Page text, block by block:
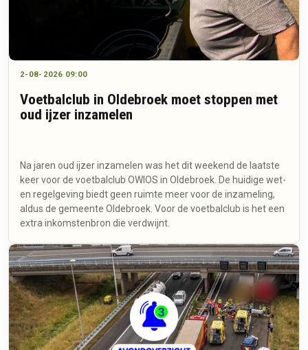
2-08-2026 09:00
Voetbalclub in Oldebroek moet stoppen met
oud ijzer inzamelen
Na jaren oud ijzer inzamelen was het dit weekend de laatste
keer voor de voetbalclub OWIOS in Oldebroek. De huidige wet-
en regelgeving biedt geen ruimte meer voor de inzameling,
aldus de gemeente Oldebroek. Voor de voetbalclub is het een
extra inkomstenbron die verdwijnt.